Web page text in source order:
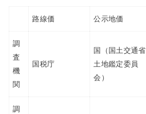
路線価 公示地価
調
査
機
関
国税庁
国（国土交通省
土地鑑定委員
会）
調